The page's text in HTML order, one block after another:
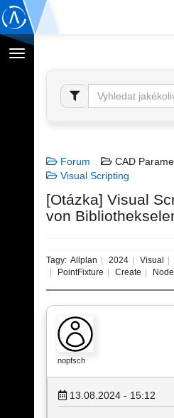
Přepnout
navigaci
Forum
CAD
Visual Scripting
[Otázka] Visual
von
Tagy: Allplan 2024 Visual
PointFixture
Create Node
nopfsch
13.08.2024 - 15:12